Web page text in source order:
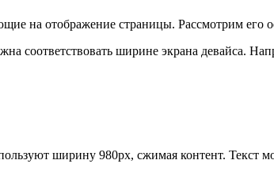
на отображение страницы. Рассмотрим его
соответствовать ширине экрана девайса.
ширину 980px, сжимая контент. Текст